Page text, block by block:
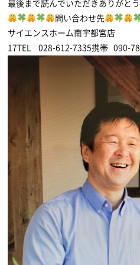
最後まで読んでいただきありがと
問い合わせ先
サイエンスホーム南宇都宮店
17TEL 028-612-7335携帯 090-